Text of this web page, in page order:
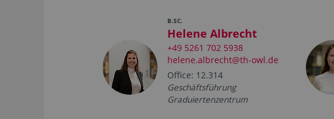
B.SC.
Helene Albrecht
+49 5261 702 5938
helene.albrecht@th-owl.de
Office: 12.314
Geschäftsführung
Graduiertenzentrum